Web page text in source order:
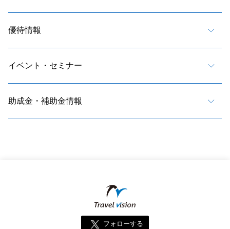
優待情報
イベント・セミナー
助成金・補助金情報
フォローする